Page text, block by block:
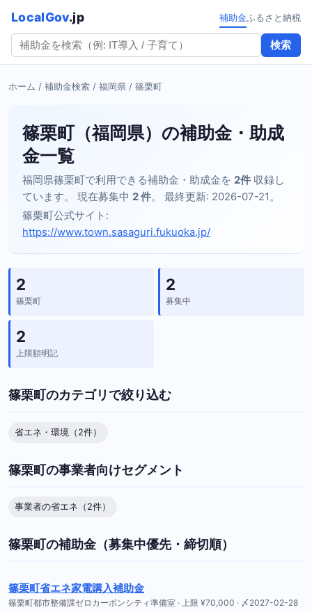
LocalGov.jp
検索
補助金ふるさと納税
ホーム / 補助金検索 / 福岡県 / 篠栗町
篠栗町（福岡県）の補助金・助成
金一覧
福岡県篠栗町で利用できる補助金・助成金を 2件 収録し
ています。 現在募集中 2 件。 最終更新: 2026-07-21。
篠栗町公式サイト:
https://www.town.sasaguri.fukuoka.jp/
2
篠栗町
2
募集中
2
上限額明記
篠栗町のカテゴリで絞り込む
省エネ・環境（2件）
篠栗町の事業者向けセグメント
事業者の省エネ（2件）
篠栗町の補助金（募集中優先・締切順）
篠栗町省エネ家電購入補助金
篠栗町都市整備課ゼロカーボンシティ準備室 · 上限 ¥70,000 · 〆2027-02-28